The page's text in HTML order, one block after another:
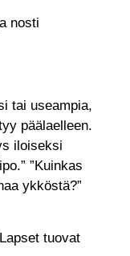
nosti
tai useampia,
päälaelleen.
iloiseksi
”Kuinkas
ykköstä?”
tuovat